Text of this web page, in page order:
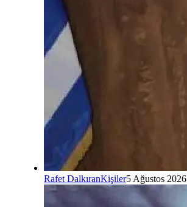
Rafet DalkıranKişiler5 Ağustos 2026